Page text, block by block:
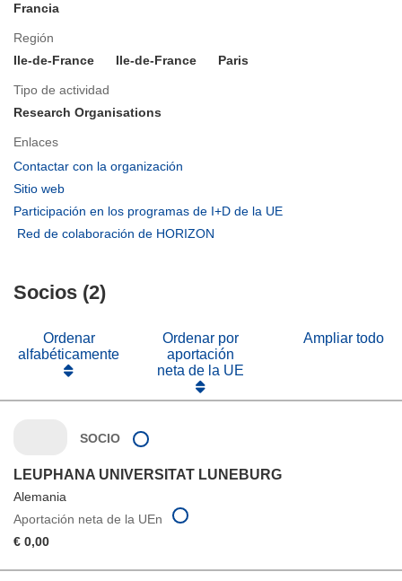
Francia
Región
Ile-de-France
Ile-de-France Paris
Tipo de actividad
Research Organisations
Enlaces
Contactar con la organización
en
nueva
Sitio web
abrirá
en
ventana)
Participación en los programas de I+D de la UE
Red de colaboración de HORIZON
Socios (2)
Ordenar
alfabéticamente
Ordenar por
aportación
neta de la UE
Ampliar todo
SOCIO
LEUPHANA UNIVERSITAT LUNEBURG
Alemania
Aportación neta de la UEn
€ 0,00